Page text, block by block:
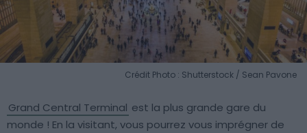
Crédit Photo : Shutterstock / Sean Pavone
Grand Central Terminal est la plus grande gare du
monde ! En la visitant, vous pourrez vous imprégner de